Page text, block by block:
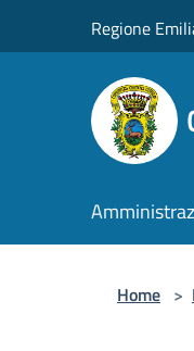
Regione
Home >